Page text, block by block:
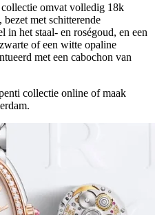
omvat volledig 18k
met schitterende
in het staal- en roségoud, en een
of een witte opaline
met een cabochon van
collectie online of maak